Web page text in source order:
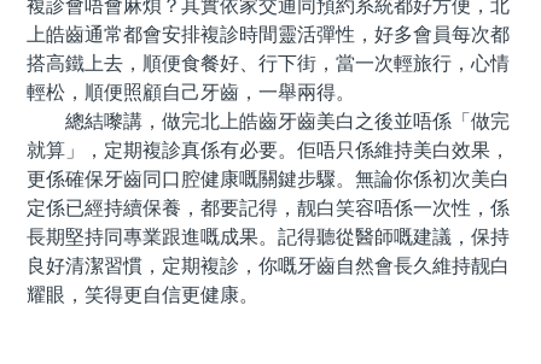
複診會唔會麻煩？其實依家交通同預約系統都好方便，北
上皓齒通常都會安排複診時間靈活彈性，好多會員每次都
搭高鐵上去，順便食餐好、行下街，當一次輕旅行，心情
輕松，順便照顧自己牙齒，一舉兩得。
總結嚟講，做完北上皓齒牙齒美白之後並唔係「做完
就算」，定期複診真係有必要。佢唔只係維持美白效果，
更係確保牙齒同口腔健康嘅關鍵步驟。無論你係初次美白
定係已經持續保養，都要記得，靓白笑容唔係一次性，係
長期堅持同專業跟進嘅成果。記得聽從醫師嘅建議，保持
良好清潔習慣，定期複診，你嘅牙齒自然會長久維持靓白
耀眼，笑得更自信更健康。